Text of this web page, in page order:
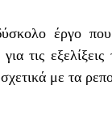
έργο που
τις εξελίξεις
με τα